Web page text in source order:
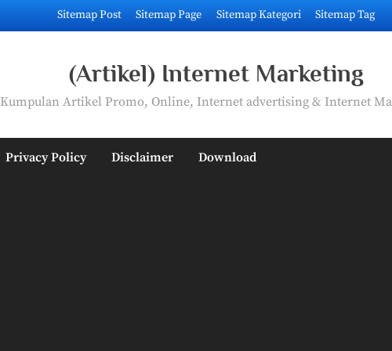
Sitemap Post Sitemap Page Sitemap Kategori Sitemap Tag
(Artikel) Internet Marketing
Kumpulan Artikel Promo, Online, Internet advertising & Internet
Privacy Policy Disclaimer Download